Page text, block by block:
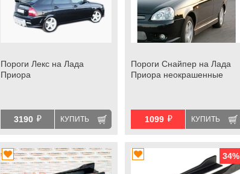
Пороги Лекс на Лада
Приора
3190 й КУПИТЬ
Пороги Снайпер на Лада
Приора неокрашенные
1099 й КУПИТЬ
34%